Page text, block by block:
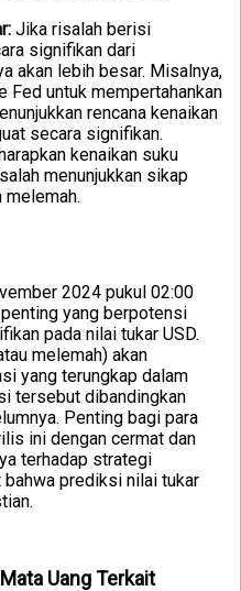
Jika risalah berisi
signifikan dari
akan lebih besar. Misalnya,
Fed untuk mempertahankan
rencana kenaikan
secara signifikan.
kenaikan suku
menunjukkan sikap
melemah.
2024 pukul 02:00
yang berpotensi
pada nilai tukar USD.
melemah) akan
yang terungkap dalam
tersebut dibandingkan
Penting bagi para
ini dengan cermat dan
terhadap strategi
prediksi nilai tukar
Uang Terkait